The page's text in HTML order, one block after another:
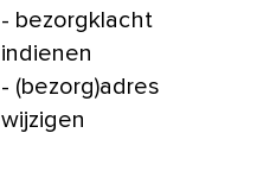
- bezorgklacht
indienen
- (bezorg)adres
wijzigen